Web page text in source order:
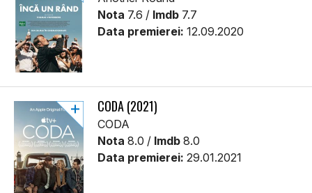
Nota 7.6 / Imdb 7.7
Data premierei: 12.09.2020
CODA (2021)
CODA
Nota 8.0 / Imdb 8.0
Data premierei: 29.01.2021